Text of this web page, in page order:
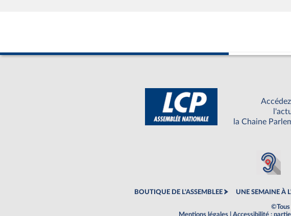
la Chaine
BOUTIQUE DE L'ASSEMBLEE UNE SEMAINE À
©Tous
Mentions légales
Accessibilité :